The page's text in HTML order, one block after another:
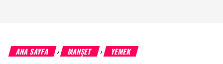
ANA SAYFA › MANŞET › YEMEK